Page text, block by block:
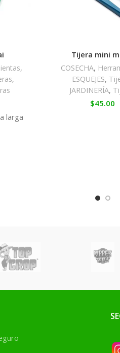
,
,
larga
Tijera mini
COSECHA,
ESQUEJES,
JARDINERÍA,
$45.00